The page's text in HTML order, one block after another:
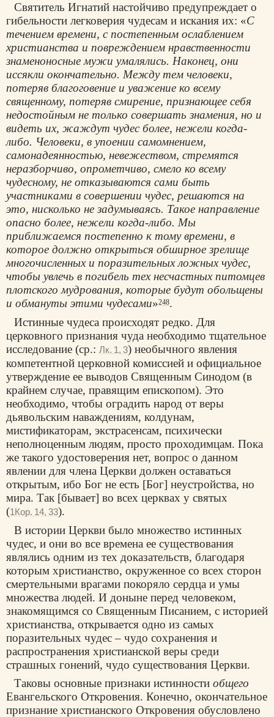
Святитель Игнатий настойчиво предупреждает о
гибельности легковерия чудесам и искания их: «С
течением времени, с постепенным ослаблением
христианства и повреждением нравственности
знаменоносные мужи умалялись. Наконец, они
иссякли окончательно. Между тем человеки,
потеряв благоговение и уважение ко всему
священному, потеряв смирение, признающее себя
недостойным не только совершать знамения, но и
видеть их, жаждут чудес более, нежели когда-
либо. Человеки, в упоении самомнением,
самонадеянностью, невежеством, стремятся
неразборчиво, опрометчиво, смело ко всему
чудесному, не отказываются сами быть
участниками в совершении чудес, решаются на
это, нисколько не задумываясь. Такое направление
опасно более, нежели когда-либо. Мы
приближаемся постепенно к тому времени, в
которое должно открыться обширное зрелище
многочисленных и поразительных ложных чудес,
чтобы увлечь в погибель тех несчастных питомцев
плотского мудрования, которые будут обольщены
и обмануты этими чудесами»248.
Истинные чудеса происходят редко. Для
церковного признания чуда необходимо тщательное
исследование (ср.: Лк. 1, 3) необычного явления
компетентной церковной комиссией и официальное
утверждение ее выводов Священным Синодом (в
крайнем случае, правящим епископом). Это
необходимо, чтобы оградить народ от веры
дьявольским наваждениям, колдунам,
мистификаторам, экстрасенсам, психически
неполноценным людям, просто проходимцам. Пока
же такого удостоверения нет, вопрос о данном
явлении для члена Церкви должен оставаться
открытым, ибо Бог не есть [Бог] неустройства, но
мира. Так [бывает] во всех церквах у святых
(1Кор. 14, 33).
В истории Церкви было множество истинных
чудес, и они во все времена ее существования
являлись одним из тех доказательств, благодаря
которым христианство, окруженное со всех сторон
смертельными врагами покоряло сердца и умы
множества людей. И доныне перед человеком,
знакомящимся со Священным Писанием, с историей
христианства, открывается одно из самых
поразительных чудес – чудо сохранения и
распространения христианской веры среди
страшных гонений, чудо существования Церкви.
Таковы основные признаки истинностиобщего
Евангельского Откровения. Конечно, окончательное
признание христианского Откровения обусловлено